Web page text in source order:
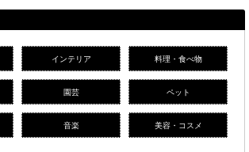
インテリア 料理・食べ物
園芸 ペット
音楽 美容・コスメ